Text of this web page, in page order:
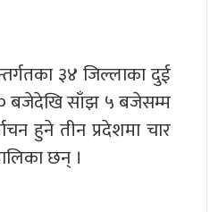
३४ जिल्लाका दुई
बजेदेखि साँझ ५ बजेसम्म
हुने तीन प्रदेशमा चार
छन् ।